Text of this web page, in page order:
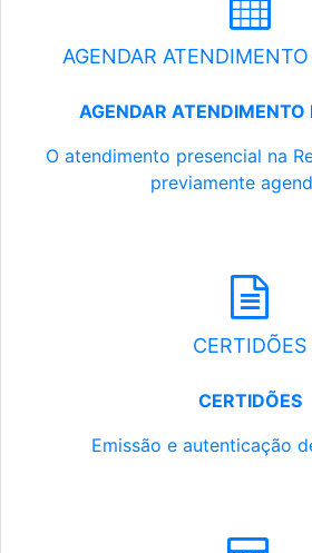
AGENDAR
AGENDAR ATENDIMENTO
O atendimento presencial na
previamente
CERTIDÕES
CERTIDÕES
Emissão e autenticação